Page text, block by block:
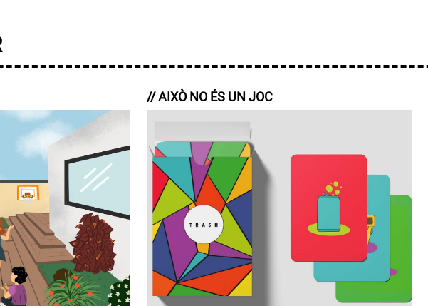
// AIXÒ NO ÉS UN JOC